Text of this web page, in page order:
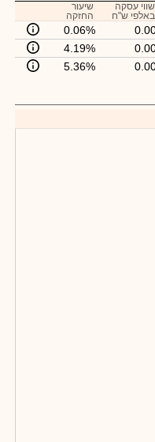
שווי עסקה
באלפי ש"ח
שיעור
החזקה
0.06%
4.19%
5.36%